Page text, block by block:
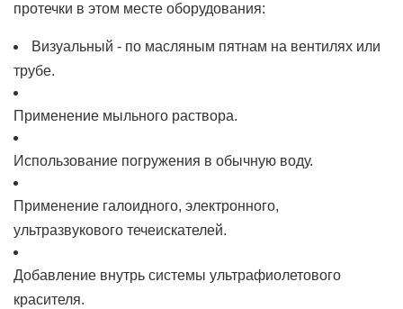
протечки в этом месте оборудования:
Визуальный - по масляным пятнам на вентилях или
трубе.
Применение мыльного раствора.
Использование погружения в обычную воду.
Применение галоидного, электронного,
ультразвукового течеискателей.
Добавление внутрь системы ультрафиолетового
красителя.